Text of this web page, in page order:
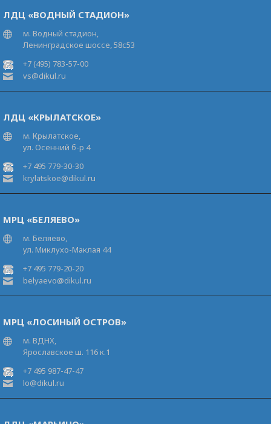
ЛДЦ «ВОДНЫЙ СТАДИОН»
м. Водный стадион,
Ленинградское шоссе, 58с53
+7 (495) 783-57-00
vs@dikul.ru
ЛДЦ «КРЫЛАТСКОЕ»
м. Крылатское,
ул. Осенний б-р 4
+7 495 779-30-30
krylatskoe@dikul.ru
МРЦ «БЕЛЯЕВО»
м. Беляево,
ул. Миклухо-Маклая 44
+7 495 779-20-20
belyaevo@dikul.ru
МРЦ «ЛОСИНЫЙ ОСТРОВ»
м. ВДНХ,
Ярославское ш. 116 к.1
+7 495 987-47-47
lo@dikul.ru